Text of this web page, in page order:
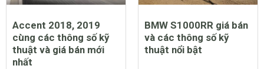
Accent 2018, 2019
cùng các thông số kỹ
thuật và giá bán mới
nhất
BMW S1000RR giá bán
và các thông số kỹ
thuật nổi bật